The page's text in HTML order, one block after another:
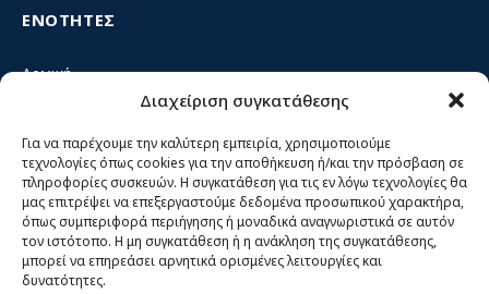
Διαχείριση συγκατάθεσης
Για να παρέχουμε την καλύτερη εμπειρία, χρησιμοποιούμε
τεχνολογίες όπως cookies για την αποθήκευση ή/και την πρόσβαση σε
πληροφορίες συσκευών. Η συγκατάθεση για τις εν λόγω τεχνολογίες θα
μας επιτρέψει να επεξεργαστούμε δεδομένα προσωπικού χαρακτήρα,
όπως συμπεριφορά περιήγησης ή μοναδικά αναγνωριστικά σε αυτόν
τον ιστότοπο. Η μη συγκατάθεση ή η ανάκληση της συγκατάθεσης,
μπορεί να επηρεάσει αρνητικά ορισμένες λειτουργίες και
δυνατότητες.
ΕΝΟΤΗΤΕΣ
Αρχική
Κίνημα ΝΙΚΗ – Ποιοι είμαστε, αρχές & δράση
Θέσεις
Πρόσωπα
Όργανα και ομάδες
Βίντεο
Δελτία Τύπου